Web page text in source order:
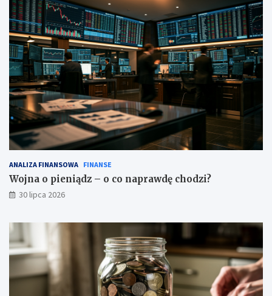
ANALIZA FINANSOWA FINANSE
Wojna o pieniądz – o co naprawdę chodzi?
30 lipca 2026